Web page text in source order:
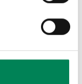
over
om